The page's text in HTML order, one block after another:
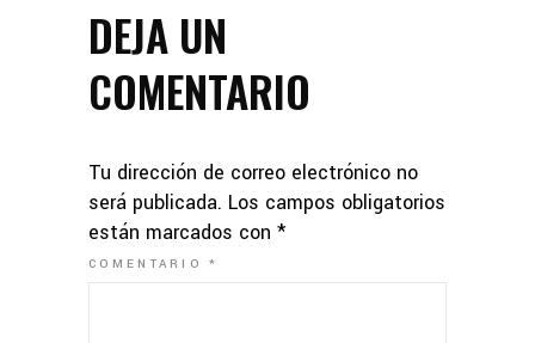
DEJA UN
COMENTARIO
Tu dirección de correo electrónico no
será publicada. Los campos obligatorios
están marcados con *
COMENTARIO*